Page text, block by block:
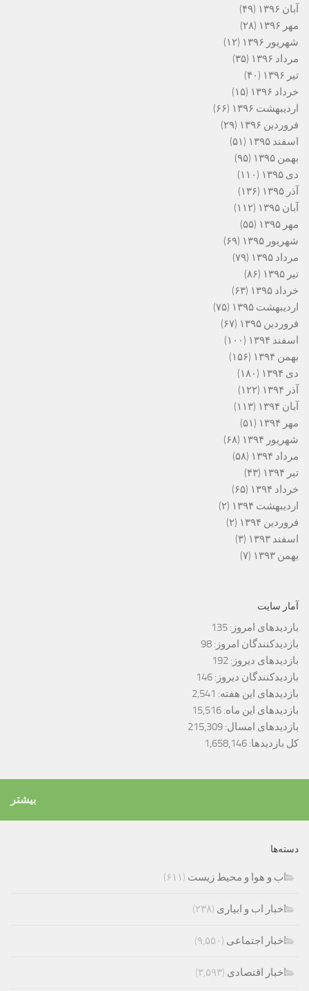
آبان ۱۳۹۶
(۴۹)
مهر ۱۳۹۶
(۲۸)
شهریور ۱۳۹۶
(۱۲)
مرداد ۱۳۹۶
(۳۵)
تیر ۱۳۹۶
(۴۰)
خرداد ۱۳۹۶
(۱۵)
اردیبهشت ۱۳۹۶
(۶۶)
فروردین ۱۳۹۶
(۲۹)
اسفند ۱۳۹۵
(۵۱)
بهمن ۱۳۹۵
(۹۵)
دی ۱۳۹۵
(۱۱۰)
آذر ۱۳۹۵
(۱۳۶)
آبان ۱۳۹۵
(۱۱۲)
مهر ۱۳۹۵
(۵۵)
شهریور ۱۳۹۵
(۶۹)
مرداد ۱۳۹۵
(۷۹)
تیر ۱۳۹۵
(۸۶)
خرداد ۱۳۹۵
(۶۳)
اردیبهشت ۱۳۹۵
(۷۵)
فروردین ۱۳۹۵
(۶۷)
اسفند ۱۳۹۴
(۱۰۰)
بهمن ۱۳۹۴
(۱۵۶)
دی ۱۳۹۴
(۱۸۰)
آذر ۱۳۹۴
(۱۲۲)
آبان ۱۳۹۴
(۱۱۳)
مهر ۱۳۹۴
(۵۱)
شهریور ۱۳۹۴
(۶۸)
مرداد ۱۳۹۴
(۵۸)
تیر ۱۳۹۴
(۴۳)
خرداد ۱۳۹۴
(۶۵)
اردیبهشت ۱۳۹۴
(۲)
فروردین ۱۳۹۴
(۲)
اسفند ۱۳۹۳
(۳)
بهمن ۱۳۹۳
(۷)
آمار سایت
بازدیدهای امروز: 135
بازدیدکنندگان امروز: 98
بازدیدهای دیروز: 192
بازدیدکنندگان دیروز: 146
بازدیدهای این هفته: 2,541
بازدیدهای این ماه: 15,516
بازدیدهای امسال: 215,309
کل بازدیدها: 1,658,146
بیشتر
دسته‌ها
اب و هوا و محیط زیست (۶۱۱)
اخبار اب و ابیاری (۲۳۸)
اخبار اجتماعی (۹,۵۵۰)
اخبار اقتصادی (۳,۵۹۳)